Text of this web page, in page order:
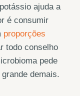
ajuda a
é consumir
proporções
todo conselho
pede
demais.